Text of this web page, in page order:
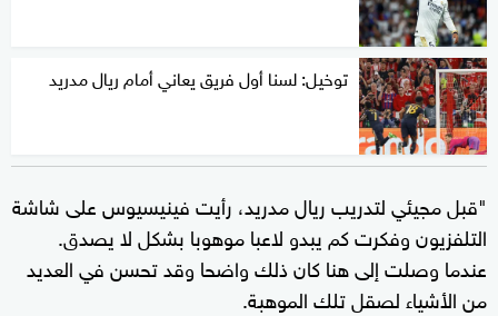
توخيل: لسنا أول فريق يعاني أمام ريال مدريد
"قبل مجيئي لتدريب ريال مدريد، رأيت فينيسيوس على شاشة
التلفزيون وفكرت كم يبدو لاعبا موهوبا بشكل لا يصدق.
عندما وصلت إلى هنا كان ذلك واضحا وقد تحسن في العديد
من الأشياء لصقل تلك الموهبة.